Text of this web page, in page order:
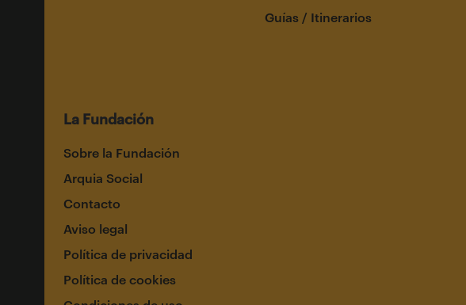
Guías / Itinerarios
La Fundación
Sobre la Fundación
Arquia Social
Contacto
Aviso legal
Política de privacidad
Política de cookies